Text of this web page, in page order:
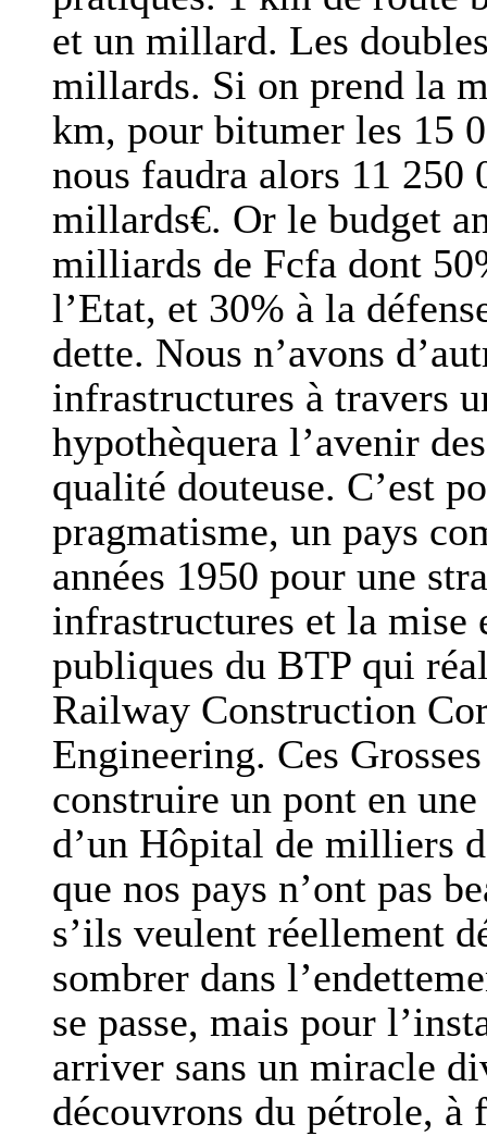
et un millard. Les
millards. Si on prend la
km, pour bitumer les 15
nous faudra alors 11 250
millards€. Or le budget
milliards de Fcfa dont
l’Etat, et 30% à la
dette. Nous n’avons
infrastructures à travers
hypothèquera l’avenir
qualité douteuse. C’est
pragmatisme, un pays
années 1950 pour une
infrastructures et la mise
publiques du BTP qui
Railway Construction
Engineering. Ces
construire un pont en
d’un Hôpital de milliers
que nos pays n’ont pas
s’ils veulent réellement
sombrer dans
se passe, mais pour
arriver sans un miracle
découvrons du pétrole, à